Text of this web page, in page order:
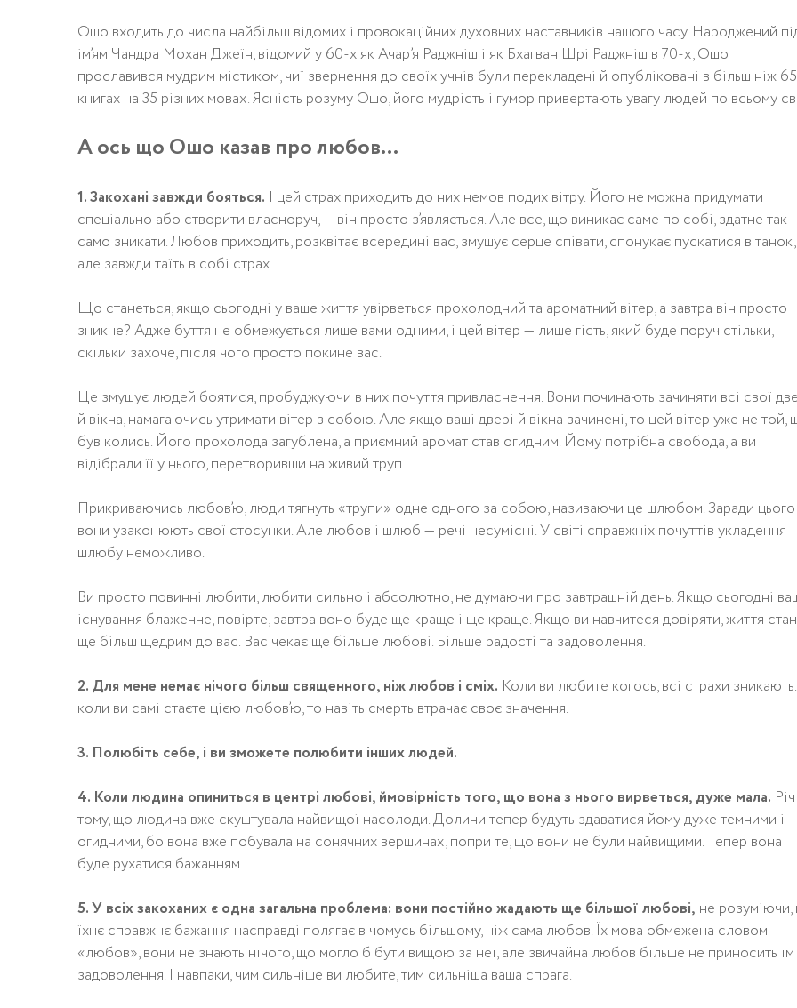
Ошо входить до числа найбільш відомих і провокаційних духовних наставників нашого часу. Народжений
ім’ям Чандра Мохан Джеїн, відомий у 60-х як Ачар’я Раджніш і як Бхагван Шрі Раджніш в 70-х, Ошо
прославився мудрим містиком, чиї звернення до своїх учнів були перекладені й опубліковані в більш ніж
книгах на 35 різних мовах. Ясність розуму Ошо, його мудрість і гумор привертають увагу людей по всьому
А ось що Ошо казав про любов…
1. Закохані завжди бояться. І цей страх приходить до них немов подих вітру. Його не можна придумати
спеціально або створити власноруч, — він просто з’являється. Але все, що виникає саме по собі, здатне так
само зникати. Любов приходить, розквітає всередині вас, змушує серце співати, спонукає пускатися в танок,
але завжди таїть в собі страх.
Що станеться, якщо сьогодні у ваше життя увірветься прохолодний та ароматний вітер, а завтра він просто
зникне? Адже буття не обмежується лише вами одними, і цей вітер — лише гість, який буде поруч стільки,
скільки захоче, після чого просто покине вас.
Це змушує людей боятися, пробуджуючи в них почуття привласнення. Вони починають зачиняти всі свої
й вікна, намагаючись утримати вітер з собою. Але якщо ваші двері й вікна зачинені, то цей вітер уже не той,
був колись. Його прохолода загублена, а приємний аромат став огидним. Йому потрібна свобода, а ви
відібрали її у нього, перетворивши на живий труп.
Прикриваючись любов’ю, люди тягнуть «трупи» одне одного за собою, називаючи це шлюбом. Заради цього
вони узаконюють свої стосунки. Але любов і шлюб — речі несумісні. У світі справжніх почуттів укладення
шлюбу неможливо.
Ви просто повинні любити, любити сильно і абсолютно, не думаючи про завтрашній день. Якщо сьогодні
існування блаженне, повірте, завтра воно буде ще краще і ще краще. Якщо ви навчитеся довіряти, життя
ще більш щедрим до вас. Вас чекає ще більше любові. Більше радості та задоволення.
2. Для мене немає нічого більш священного, ніж любов і сміх. Коли ви любите когось, всі страхи
коли ви самі стаєте цією любов’ю, то навіть смерть втрачає своє значення.
3. Полюбіть себе, і ви зможете полюбити інших людей.
4. Коли людина опиниться в центрі любові, ймовірність того, що вона з нього вирветься, дуже мала.
тому, що людина вже скуштувала найвищої насолоди. Долини тепер будуть здаватися йому дуже темними і
огидними, бо вона вже побувала на сонячних вершинах, попри те, що вони не були найвищими. Тепер вона
буде рухатися бажанням…
5. У всіх закоханих є одна загальна проблема: вони постійно жадають ще більшої любові, не
їхнє справжнє бажання насправді полягає в чомусь більшому, ніж сама любов. Їх мова обмежена словом
«любов», вони не знають нічого, що могло б бути вищою за неї, але звичайна любов більше не приносить їм
задоволення. І навпаки, чим сильніше ви любите, тим сильніша ваша спрага.